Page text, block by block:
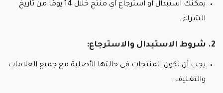
يمكنك استبدال أو استرجاع أي منتج خلال 14 يومًا من تاريخ
الشراء.
2. شروط الاستبدال والاسترجاع:
يجب أن تكون المنتجات في حالتها الأصلية مع جميع العلامات
والتغليف.